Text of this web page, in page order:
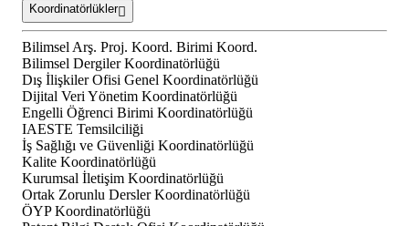
Koordinatörlükler
Bilimsel Arş. Proj. Koord. Birimi Koord.
Bilimsel Dergiler Koordinatörlüğü
Dış İlişkiler Ofisi Genel Koordinatörlüğü
Dijital Veri Yönetim Koordinatörlüğü
Engelli Öğrenci Birimi Koordinatörlüğü
IAESTE Temsilciliği
İş Sağlığı ve Güvenliği Koordinatörlüğü
Kalite Koordinatörlüğü
Kurumsal İletişim Koordinatörlüğü
Ortak Zorunlu Dersler Koordinatörlüğü
ÖYP Koordinatörlüğü